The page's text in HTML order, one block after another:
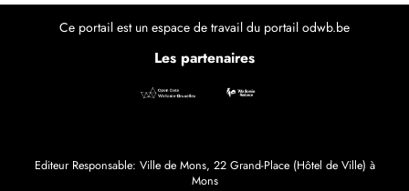
Ce portail est un espace de travail du portail odwb.be
Les partenaires
Editeur Responsable: Ville de Mons, 22 Grand-Place (Hôtel de Ville) à
Mons